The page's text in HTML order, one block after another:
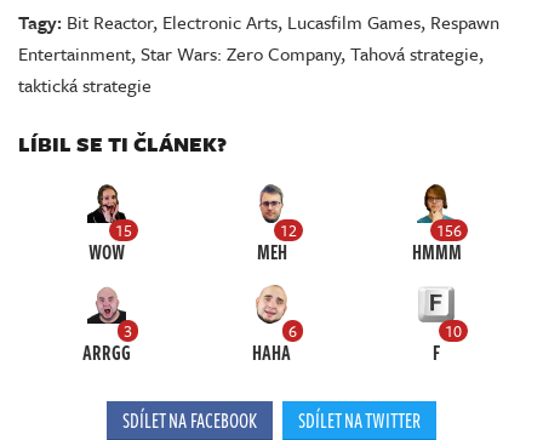
Tagy: Bit Reactor, Electronic Arts, Lucasfilm Games, Respawn
Entertainment,Star Wars: Zero Company,Tahová strategie,
taktická strategie
LÍBIL SE TI ČLÁNEK?
15
WOW
12
MEH
156
HMMM
3
ARRGG
6
HAHA
10
F
SDÍLET NA FACEBOOK SDÍLET NA TWITTER